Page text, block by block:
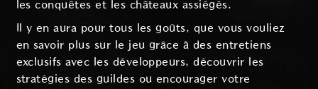
les conquêtes et les châteaux assiégés.
Il y en aura pour tous les goûts, que vous vouliez
en savoir plus sur le jeu grâce à des entretiens
exclusifs avec les développeurs, découvrir les
stratégies des guildes ou encourager votre